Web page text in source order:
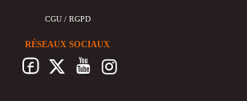
CGU / RGPD
RÉSEAUX SOCIAUX